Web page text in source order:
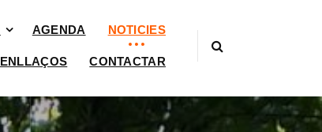
AGENDA NOTICIES
ENLLAÇOS CONTACTAR